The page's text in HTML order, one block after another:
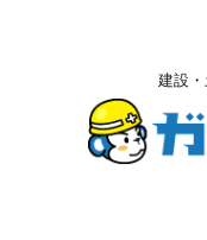
建設